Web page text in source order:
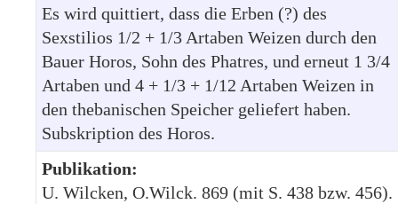
Es wird quittiert, dass die Erben (?) des
Sexstilios 1/2 + 1/3 Artaben Weizen durch den
Bauer Horos, Sohn des Phatres, und erneut 1 3/4
Artaben und 4 + 1/3 + 1/12 Artaben Weizen in
den thebanischen Speicher geliefert haben.
Subskription des Horos.
Publikation:
U. Wilcken, O.Wilck. 869 (mit S. 438 bzw. 456).